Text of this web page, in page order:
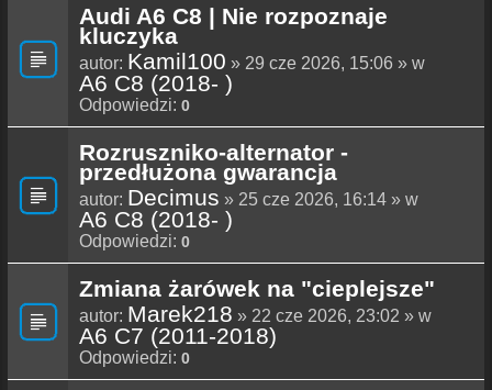
Audi A6 C8 | Nie rozpoznaje
kluczyka
autor: Kamil100 » 29 cze 2026, 15:06 » w
A6 C8 (2018- )
Odpowiedzi: 0
Rozruszniko-alternator -
przedłużona gwarancja
autor: Decimus » 25 cze 2026, 16:14 » w
A6 C8 (2018- )
Odpowiedzi: 0
Zmiana żarówek na "cieplejsze"
autor: Marek218 » 22 cze 2026, 23:02 » w
A6 C7 (2011-2018)
Odpowiedzi: 0